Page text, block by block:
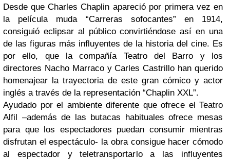
Desde que Charles Chaplin apareció por primera vez en
la película muda “Carreras sofocantes” en 1914,
consiguió eclipsar al público convirtiéndose así en una
de las figuras más influyentes de la historia del cine. Es
por ello, que la compañía Teatro del Barro y los
directores Nacho Marraco y Carles Castrillo han querido
homenajear la trayectoria de este gran cómico y actor
inglés a través de la representación “Chaplin XXL”.
Ayudado por el ambiente diferente que ofrece el Teatro
Alfil –además de las butacas habituales ofrece mesas
para que los espectadores puedan consumir mientras
disfrutan el espectáculo- la obra consigue hacer cómodo
al espectador y teletransportarlo a las influyentes